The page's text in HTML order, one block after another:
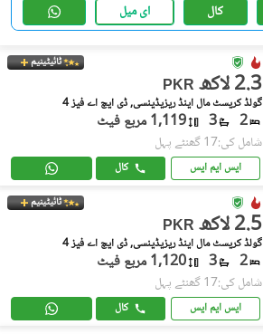
کال ای میل
ٹائیٹینیم
PKR 2.3 لاکھ
گولڈ کریسٹ مال اینڈ ریزیڈینسی, ڈی ایچ اے فیز 4
2
3 1,119 مربع فیٹ
شامل کی:17 گھنٹے پہل
ایس ایم ایس کال
ٹائیٹینیم
PKR 2.5 لاکھ
گولڈ کریسٹ مال اینڈ ریزیڈینسی, ڈی ایچ اے فیز 4
2
3 1,120 مربع فیٹ
شامل کی:17 گھنٹے پہل
ایس ایم ایس کال